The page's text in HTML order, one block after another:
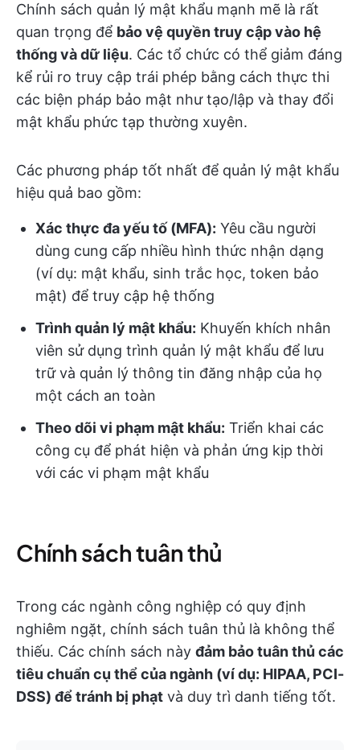
Chính sách quản lý mật khẩu mạnh mẽ là rất
quan trọng để bảo vệ quyền truy cập vào hệ
thống và dữ liệu. Các tổ chức có thể giảm đáng
kể rủi ro truy cập trái phép bằng cách thực thi
các biện pháp bảo mật như tạo/lập và thay đổi
mật khẩu phức tạp thường xuyên.
Các phương pháp tốt nhất để quản lý mật khẩu
hiệu quả bao gồm:
Xác thực đa yếu tố (MFA): Yêu cầu người
dùng cung cấp nhiều hình thức nhận dạng
(ví dụ: mật khẩu, sinh trắc học, token bảo
mật) để truy cập hệ thống
Trình quản lý mật khẩu: Khuyến khích nhân
viên sử dụng trình quản lý mật khẩu để lưu
trữ và quản lý thông tin đăng nhập của họ
một cách an toàn
Theo dõi vi phạm mật khẩu: Triển khai các
công cụ để phát hiện và phản ứng kịp thời
với các vi phạm mật khẩu
Chính sách tuân thủ
Trong các ngành công nghiệp có quy định
nghiêm ngặt, chính sách tuân thủ là không thể
thiếu. Các chính sách này đảm bảo tuân thủ các
tiêu chuẩn cụ thể của ngành (ví dụ: HIPAA, PCI-
DSS) để tránh bị phạt và duy trì danh tiếng tốt.